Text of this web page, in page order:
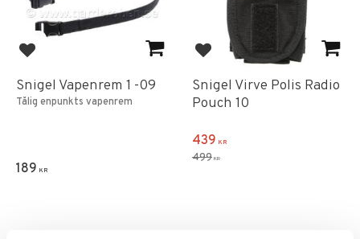
Lägg till i favoriter
Snigel Vapenrem 1 -09
Tålig enpunkts vapenrem
189 KR
Lägg till i favoriter
Snigel Virve Polis Radio
Pouch 10
439 KR
499 KR